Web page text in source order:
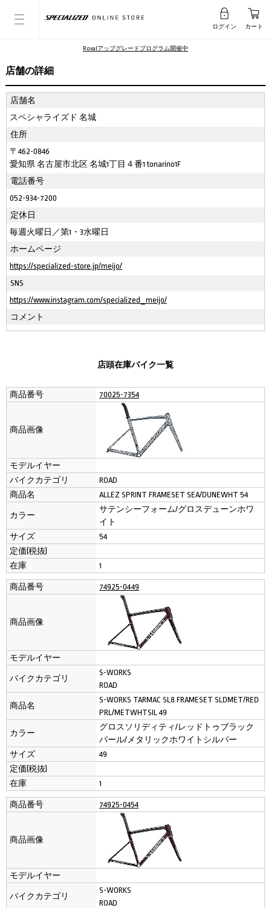
ログイン カート
Rovalアップグレードプログラム開催中
店舗の詳細
店舗名
スペシャライズド 名城
住所
〒462-0846
愛知県 名古屋市北区 名城1丁目４番1 tonarino1F
電話番号
052-934-7200
定休日
毎週火曜日／第1・3水曜日
ホームページ
https://specialized-store.jp/meijo/
SNS
https://www.instagram.com/specialized_meijo/
コメント
店頭在庫バイク一覧
商品番号 70025-7354
商品画像
モデルイヤー
バイクカテゴリ
ROAD
商品名
ALLEZ SPRINT FRAMESET SEA/DUNEWHT 54
カラー
サテンシーフォーム/グロスデューンホワ
イト
サイズ
54
定価(税抜)
在庫
1
商品番号 74925-0449
商品画像
モデルイヤー
バイクカテゴリ
S-WORKS
ROAD
商品名
S-WORKS TARMAC SL8 FRAMESET SLDMET/RED
PRL/METWHTSIL 49
カラー
グロスソリディティ/レッドトゥブラック
パール/メタリックホワイトシルバー
サイズ
49
定価(税抜)
在庫
1
商品番号 74925-0454
商品画像
モデルイヤー
バイクカテゴリ
S-WORKS
ROAD